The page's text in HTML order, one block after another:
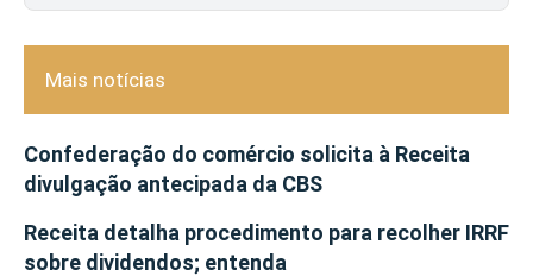
Mais notícias
Confederação do comércio solicita à Receita
divulgação antecipada da CBS
Receita detalha procedimento para recolher IRRF
sobre dividendos; entenda